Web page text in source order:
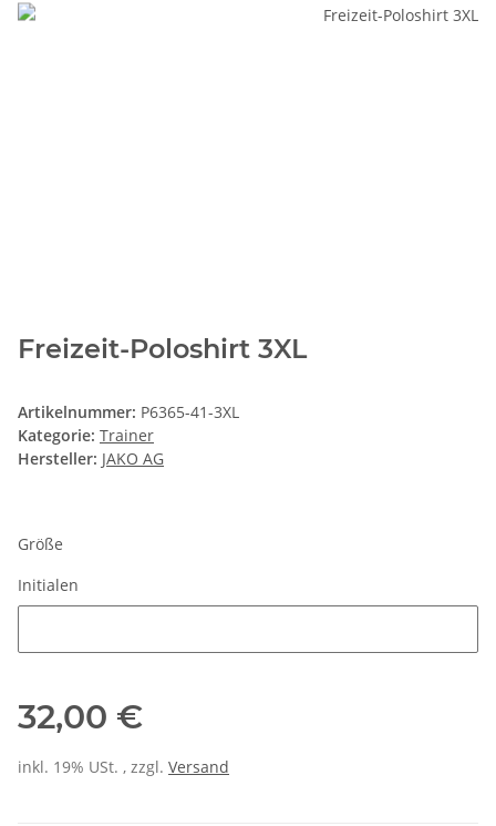
Freizeit-Poloshirt 3XL
Artikelnummer: P6365-41-3XL
Kategorie: Trainer
Hersteller: JAKO AG
Größe
Initialen
32,00 €
inkl. 19% USt. , zzgl. Versand